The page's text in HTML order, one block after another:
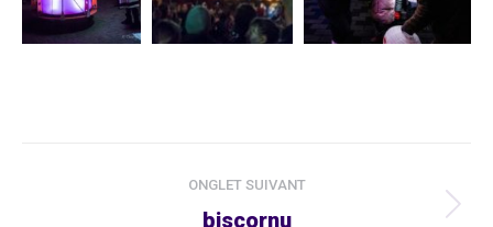
ONGLET SUIVANT
Projets
biscornu